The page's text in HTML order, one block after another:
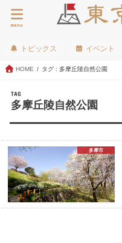
menu
トピックス イベント
HOME タグ : 多摩丘陵自然公園
TAG
多摩丘陵自然公園
多摩市